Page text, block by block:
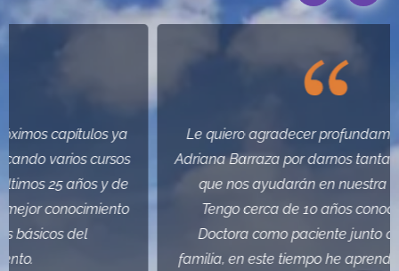
Le quiero agradecer profundamente a la Dra
Adriana Barraza por darnos tantas herramientas
que nos ayudarán en nuestra vida diaria.
Tengo cerca de 10 años conociendo a la
Doctora como paciente junto con toda mi
familia, en este tiempo he aprendido a sanar mi